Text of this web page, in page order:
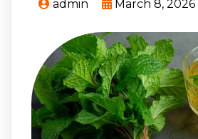
admin March 8, 2026